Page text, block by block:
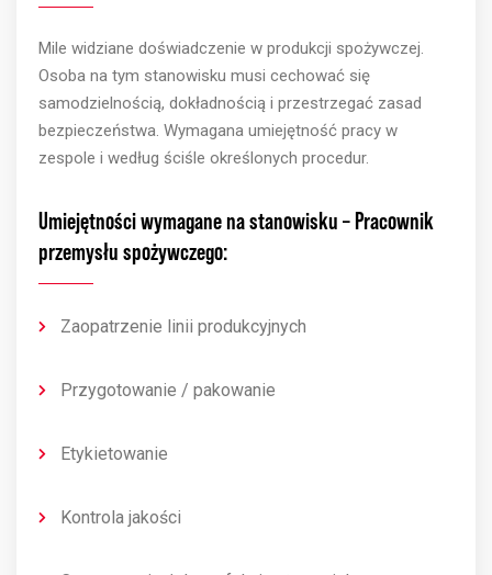
Mile widziane doświadczenie w produkcji spożywczej.
Osoba na tym stanowisku musi cechować się
samodzielnością, dokładnością i przestrzegać zasad
bezpieczeństwa. Wymagana umiejętność pracy w
zespole i według ściśle określonych procedur.
Umiejętnościwymaganenastanowisku –Pracownik
przemysłu spożywczego:
Zaopatrzenie linii produkcyjnych
Przygotowanie / pakowanie
Etykietowanie
Kontrola jakości